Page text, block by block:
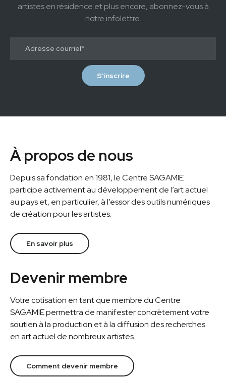
artistes en résidence et plus encore, abonnez-vous à
notre infolettre.
À propos de nous
Depuis sa fondation en 1981, le Centre SAGAMIE
participe activement au développement de l’art actuel
au pays et, en particulier, à l’essor des outils numériques
de création pour les artistes.
En savoir plus
Devenir membre
Votre cotisation en tant que membre du Centre
SAGAMIE permettra de manifester concrètement votre
soutien à la production et à la diffusion des recherches
en art actuel de nombreux artistes.
Comment devenir membre